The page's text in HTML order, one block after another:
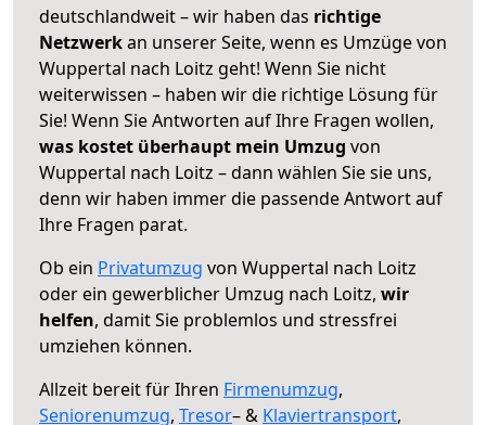
deutschlandweit – wir haben das richtige
Netzwerkan unserer Seite, wenn es Umzüge von
Wuppertal nach Loitz geht! Wenn Sie nicht
weiterwissen – haben wir die richtige Lösung für
Sie! Wenn Sie Antworten auf Ihre Fragen wollen,
was kostet überhaupt mein Umzug von
Wuppertal nach Loitz – dann wählen Sie sie uns,
denn wir haben immer die passende Antwort auf
Ihre Fragen parat.
Ob ein Privatumzug von Wuppertal nach Loitz
oder ein gewerblicher Umzug nach Loitz, wir
helfen, damit Sie problemlos und stressfrei
umziehen können.
Allzeit bereit für Ihren Firmenumzug,
Seniorenumzug, Tresor– & Klaviertransport,